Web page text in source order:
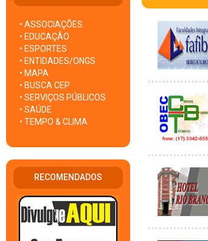
• ASSOCIAÇÕES
• EDUCAÇÃO
• ESPORTES
• ENTIDADES/ONGS
• MAPA
• BUSCA CEP
• SERVIÇOS PÚBLICOS
• SAÚDE
• TEMPO & CLIMA
RECOMENDADOS